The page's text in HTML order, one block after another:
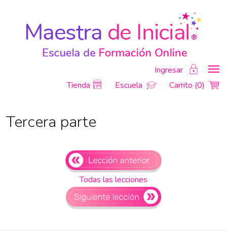
Tienda Escuela Carrito (0)
Ingresar
Tercera parte
Todas las lecciones